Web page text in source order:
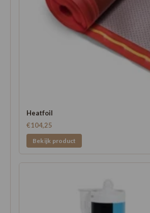
Heatfoil
€104,25
Bekijk product